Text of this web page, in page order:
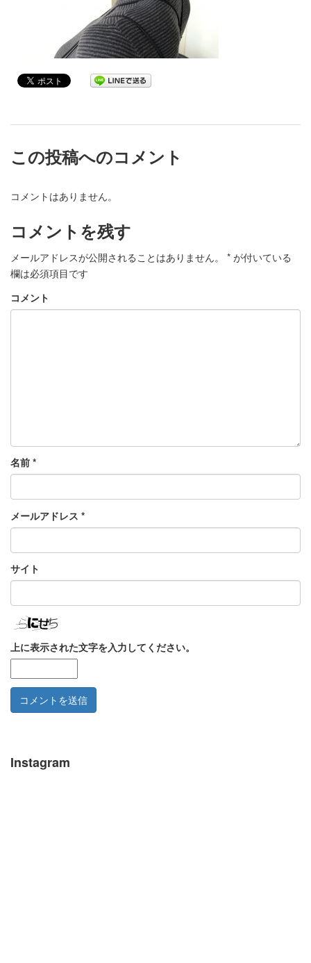
この投稿へのコメント
コメントはありません。
コメントを残す
メールアドレスが公開されることはありません。 * が付いている
欄は必須項目です
コメント
名前 *
メールアドレス *
サイト
上に表示された文字を入力してください。
Instagram